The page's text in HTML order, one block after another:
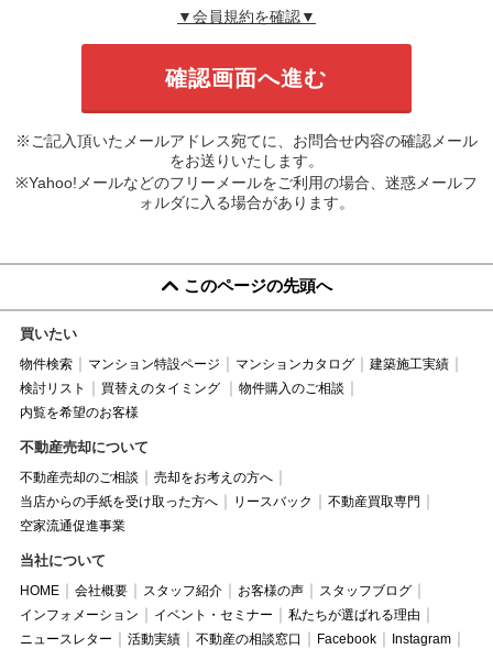
▼会員規約を確認▼
※ご記入頂いたメールアドレス宛てに、お問合せ内容の確認メール
をお送りいたします。
※Yahoo!メールなどのフリーメールをご利用の場合、迷惑メールフ
ォルダに入る場合があります。
このページの先頭へ
買いたい
物件検索 マンション特設ページ マンションカタログ
建築施工実績
検討リスト
買替えのタイミング
物件購入のご相談
内覧を希望のお客様
不動産売却について
不動産売却のご相談
売却をお考えの方へ
当店からの手紙を受け取った方へ
リースバック
不動産買取専門
空家流通促進事業
当社について
HOME 会社概要 スタッフ紹介 お客様の声
スタッフブログ
インフォメーション
イベント・セミナー
私たちが選ばれる理由
ニュースレター
活動実績 不動産の相談窓口 Facebook
Instagram